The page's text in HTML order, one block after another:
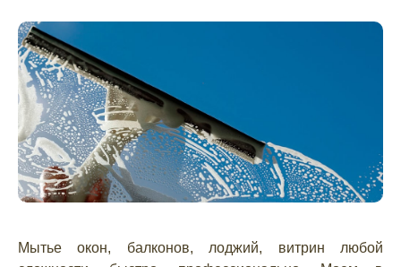
Мытье окон, балконов, лоджий, витрин любой